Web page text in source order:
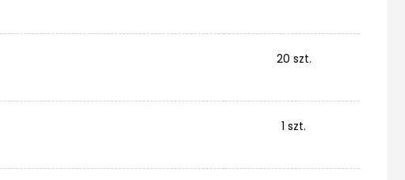
20 szt.
1 szt.